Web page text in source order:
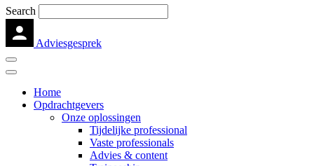
Search
Adviesgesprek
Home
Opdrachtgevers
Onze oplossingen
Tijdelijke professional
Vaste professionals
Advies & content